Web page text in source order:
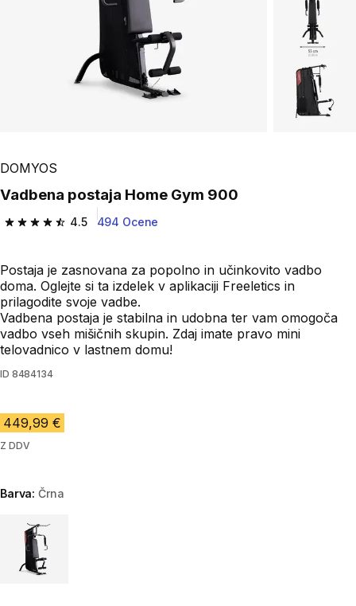
DOMYOS
Vadbena postaja Home Gym 900
4.5
4.5 od 5 zvezdic from 494 ocene
494 Ocene
Postaja je zasnovana za popolno in učinkovito vadbo
doma. Oglejte si ta izdelek v aplikaciji Freeletics in
prilagodite svoje vadbe.
Vadbena postaja je stabilna in udobna ter vam omogoča
vadbo vseh mišičnih skupin. Zdaj imate pravo mini
telovadnico v lastnem domu!
ID 8484134
449,99 €
Z DDV
Barva:Črna
Choose a variant